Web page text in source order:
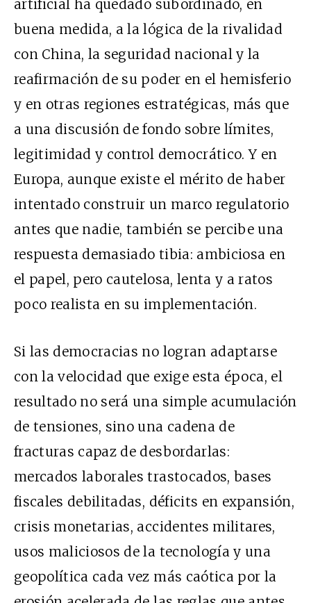
artificial ha quedado subordinado, en
buena medida, a la lógica de la rivalidad
con China, la seguridad nacional y la
reafirmación de su poder en el hemisferio
y en otras regiones estratégicas, más que
a una discusión de fondo sobre límites,
legitimidad y control democrático. Y en
Europa, aunque existe el mérito de haber
intentado construir un marco regulatorio
antes que nadie, también se percibe una
respuesta demasiado tibia: ambiciosa en
el papel, pero cautelosa, lenta y a ratos
poco realista en su implementación.
Si las democracias no logran adaptarse
con la velocidad que exige esta época, el
resultado no será una simple acumulación
de tensiones, sino una cadena de
fracturas capaz de desbordarlas:
mercados laborales trastocados, bases
fiscales debilitadas, déficits en expansión,
crisis monetarias, accidentes militares,
usos maliciosos de la tecnología y una
geopolítica cada vez más caótica por la